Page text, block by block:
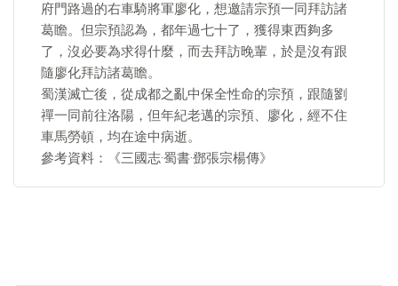
府門路過的右車騎將軍廖化，想邀請宗預一同拜訪諸
葛瞻。但宗預認為，都年過七十了，獲得東西夠多
了，沒必要為求得什麼，而去拜訪晚輩，於是沒有跟
隨廖化拜訪諸葛瞻。
蜀漢滅亡後，從成都之亂中保全性命的宗預，跟隨劉
禪一同前往洛陽，但年紀老邁的宗預、廖化，經不住
車馬勞頓，均在途中病逝。
參考資料：《三國志·蜀書·鄧張宗楊傳》